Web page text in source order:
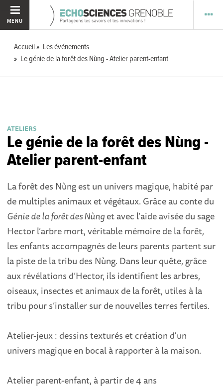
MENU
Accueil
Les événements
Le génie de la forêt des Nùng - Atelier parent-enfant
ATELIERS
Le génie de la forêt des Nùng -
Atelier parent-enfant
La forêt des Nùng est un univers magique, habité par
de multiples animaux et végétaux. Grâce au conte du
Génie de la forêt des Nùnget avec l’aide avisée du sage
Hector l’arbre mort, véritable mémoire de la forêt,
les enfants accompagnés de leurs parents partent sur
la piste de la tribu des Nùng. Dans leur quête, grâce
aux révélations d’Hector, ils identifient les arbres,
oiseaux, insectes et animaux de la forêt, utiles à la
tribu pour s’installer sur de nouvelles terres fertiles.
Atelier-jeux : dessins texturés et création d'un
univers magique en bocal à rapporter à la maison.
Atelier parent-enfant, à partir de 4 ans